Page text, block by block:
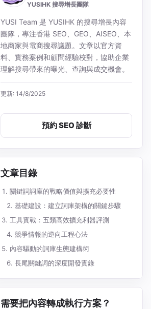
YUSIHK 搜尋增長團隊
YUSI Team 是 YUSIHK 的搜尋增長內容
團隊，專注香港 SEO、GEO、AISEO、本
地商家與電商搜尋議題。文章以官方資
料、實務案例和顧問經驗校對，協助企業
理解搜尋帶來的曝光、查詢與成交機會。
更新: 14/8/2025
預約 SEO 診斷
文章目錄
關鍵詞詞庫的戰略價值與擴充必要性
基礎建設：建立詞庫架構的關鍵步驟
工具實戰：五類高效擴充利器評測
競爭情報的逆向工程心法
內容驅動的詞庫生態建構術
長尾關鍵詞的深度開發實錄
需要把內容轉成執行方案？